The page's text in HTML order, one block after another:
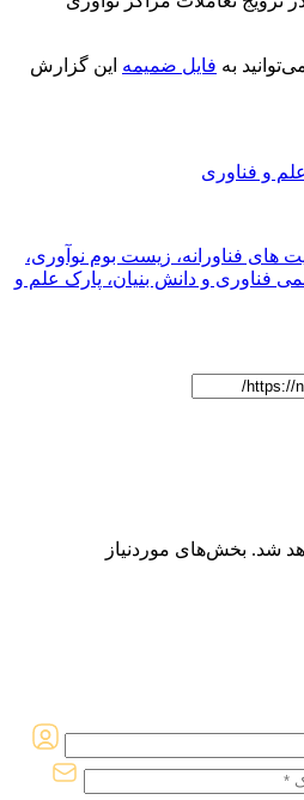
به فایل ضمیمه این گزارش
علم و فناوری
های فناورانه، زیست بوم نوآوری،
فناوری و دانش بنیان، پارک علم و
شد. بخش‌های موردنیاز